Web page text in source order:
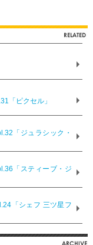
「ピクセル」
「ジュラシック・
「スティーブ・ジ
「シェフ 三ツ星フ